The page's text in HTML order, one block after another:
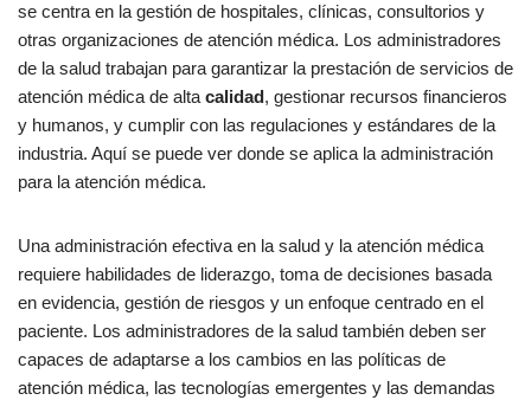
se centra en la gestión de hospitales, clínicas, consultorios y
otras organizaciones de atención médica. Los administradores
de la salud trabajan para garantizar la prestación de servicios de
atención médica de alta calidad, gestionar recursos financieros
y humanos, y cumplir con las regulaciones y estándares de la
industria. Aquí se puede ver donde se aplica la administración
para la atención médica.
Una administración efectiva en la salud y la atención médica
requiere habilidades de liderazgo, toma de decisiones basada
en evidencia, gestión de riesgos y un enfoque centrado en el
paciente. Los administradores de la salud también deben ser
capaces de adaptarse a los cambios en las políticas de
atención médica, las tecnologías emergentes y las demandas